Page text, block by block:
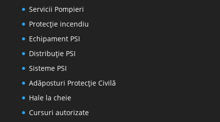
Servicii Pompieri
Protecţie incendiu
Echipament PSI
Distribuţie PSI
Sisteme PSI
Adăposturi Protecție Civilă
Hale la cheie
Cursuri autorizate